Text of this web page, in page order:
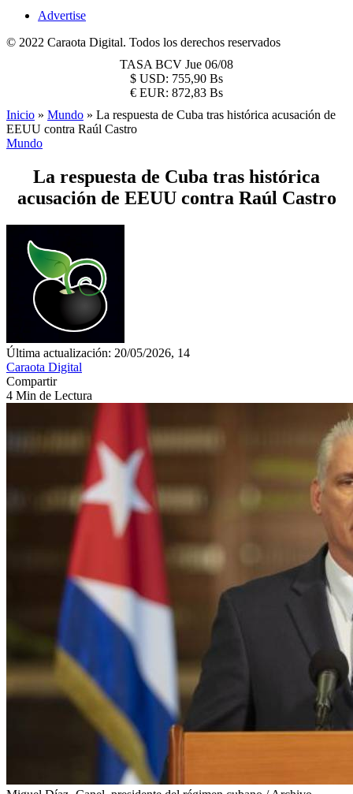
Advertise
© 2022 Caraota Digital. Todos los derechos reservados
TASA BCV Jue 06/08
$ USD: 755,90 Bs
€ EUR: 872,83 Bs
Inicio » Mundo » La respuesta de Cuba tras histórica acusación de
EEUU contra Raúl Castro
Mundo
La respuesta de Cuba tras histórica
acusación de EEUU contra Raúl Castro
Última actualización: 20/05/2026, 14
Caraota Digital
Compartir
4 Min de Lectura